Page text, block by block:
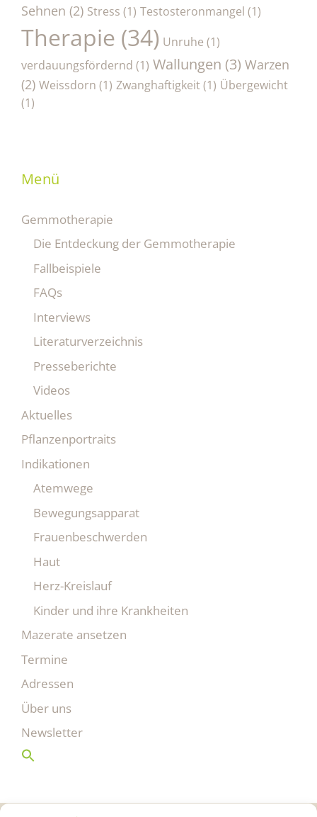
Sehnen (2) Stress (1) Testosteronmangel (1)
Therapie (34) Unruhe (1)
verdauungsfördernd (1) Wallungen (3) Warzen
(2) Weissdorn (1) Zwanghaftigkeit(1) Übergewicht
(1)
Menü
Gemmotherapie
Die Entdeckung der Gemmotherapie
Fallbeispiele
FAQs
Interviews
Literaturverzeichnis
Presseberichte
Videos
Aktuelles
Pflanzenportraits
Indikationen
Atemwege
Bewegungsapparat
Frauenbeschwerden
Haut
Herz-Kreislauf
Kinder und ihre Krankheiten
Mazerate ansetzen
Termine
Adressen
Über uns
Newsletter